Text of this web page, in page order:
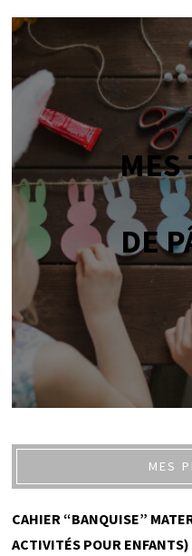
MES
DE
MES
CAHIER “BANQUISE”
ACTIVITÉS POUR ENFANTS)